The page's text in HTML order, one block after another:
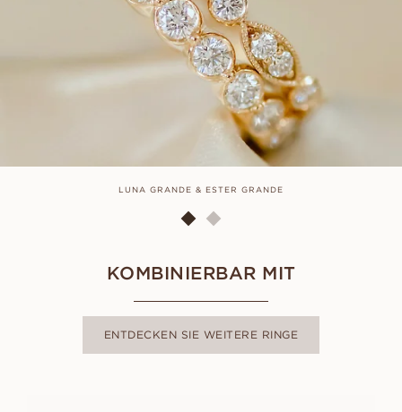
LUNA GRANDE & ESTER GRANDE
KOMBINIERBAR MIT
ENTDECKEN SIE WEITERE RINGE